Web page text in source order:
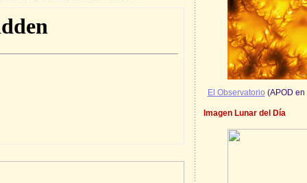
El Observatorio (APOD
Imagen Lunar del Día